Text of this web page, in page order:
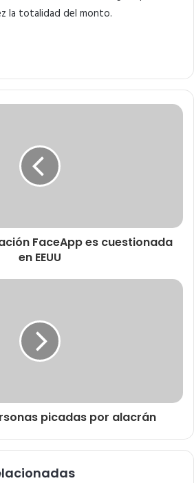
la totalidad del monto.
FaceApp es cuestionada
en EEUU
picadas por alacrán